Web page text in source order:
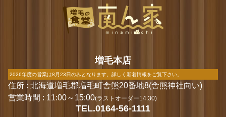
増毛本店
2026年度の営業は8月23日のみとなります。詳しく新着情報をご覧下さい。
住所 : 北海道増毛郡増毛町舎熊20番地8(舎熊神社向い)
営業時間 : 11:00～15:00(ラストオーダー14:30)
TEL.0164-56-1111